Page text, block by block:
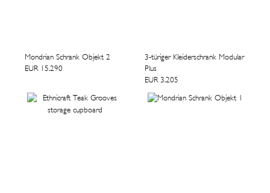
Mondrian Schrank Objekt 2
EUR 15.290
3-türiger Kleiderschrank Modular
Plus
EUR 3.205